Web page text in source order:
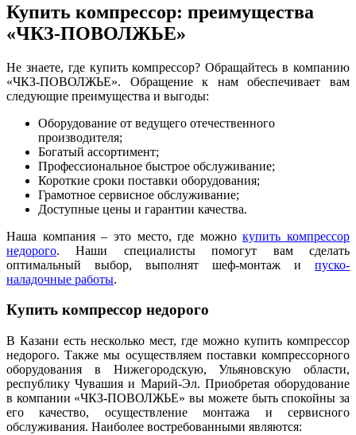
Купить компрессор: преимущества
«ЧКЗ-ПОВОЛЖЬЕ»
Не знаете, где купить компрессор? Обращайтесь в компанию
«ЧКЗ-ПОВОЛЖЬЕ». Обращение к нам обеспечивает вам
следующие преимущества и выгоды:
Оборудование от ведущего отечественного
производителя;
Богатый ассортимент;
Профессиональное быстрое обслуживание;
Короткие сроки поставки оборудования;
Грамотное сервисное обслуживание;
Доступные цены и гарантии качества.
Наша компания – это место, где можнокупить компрессор
недорого. Наши специалисты помогут вам сделать
оптимальный выбор, выполнят шеф-монтаж и пуско-
наладочные работы.
Купить компрессор недорого
В Казани есть несколько мест, где можно купить компрессор
недорого. Также мы осуществляем поставки компрессорного
оборудования в Нижегородскую, Ульяновскую области,
республику Чувашия и Марий-Эл. Приобретая оборудование
в компании «ЧКЗ-ПОВОЛЖЬЕ» вы можете быть спокойны за
его качество, осуществление монтажа и сервисного
обслуживания. Наиболее востребованными являются: